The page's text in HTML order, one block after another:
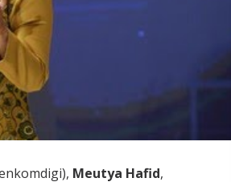
Meutya Hafid,